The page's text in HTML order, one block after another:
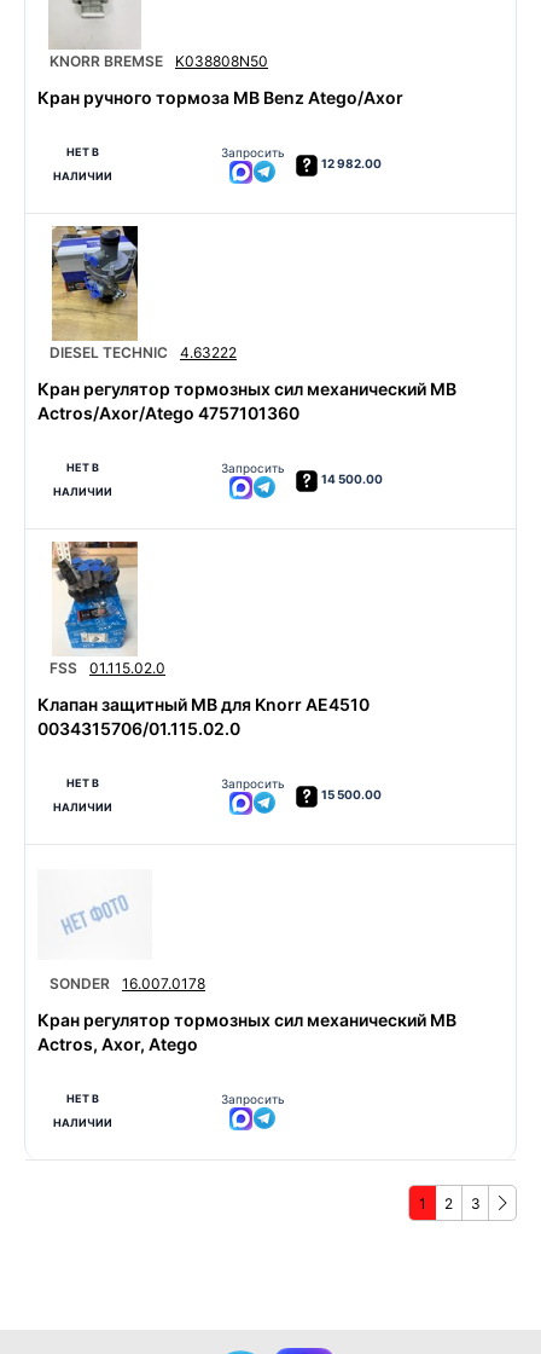
KNORR BREMSE K038808N50
Кран ручного тормоза MB Benz Atego/Axor
НЕТ В
НАЛИЧИИ
Запросить
12 982.00
DIESEL TECHNIC 4.63222
Кран регулятор тормозных сил механический MB
Actros/Axor/Atego 4757101360
НЕТ В
НАЛИЧИИ
Запросить
14 500.00
FSS 01.115.02.0
Клапан защитный MB для Knorr AE4510
0034315706/01.115.02.0
НЕТ В
НАЛИЧИИ
Запросить
15 500.00
SONDER 16.007.0178
Кран регулятор тормозных сил механический MB
Actros, Axor, Atego
НЕТ В
НАЛИЧИИ
Запросить
1 2 3